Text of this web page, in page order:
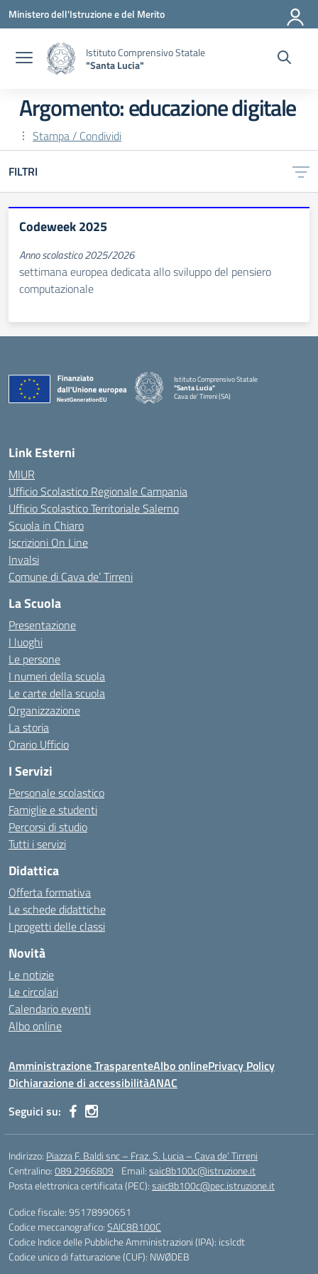
Vai ai contenuti
Vai al menu di navigazione
Vai al footer
Ministero dell'Istruzione e del Merito
Istituto Comprensivo Statale
"Santa Lucia"
Argomento: educazione digitale
Stampa / Condividi
FILTRI
Codeweek 2025
Anno scolastico 2025/2026
settimana europea dedicata allo sviluppo del pensiero
computazionale
Istituto Comprensivo Statale
"Santa Lucia"
Cava de' Tirreni (SA)
Link Esterni
MIUR
Ufficio Scolastico Regionale Campania
Ufficio Scolastico Territoriale Salerno
Scuola in Chiaro
Iscrizioni On Line
Invalsi
Comune di Cava de’ Tirreni
La Scuola
Presentazione
I luoghi
Le persone
I numeri della scuola
Le carte della scuola
Organizzazione
La storia
Orario Ufficio
I Servizi
Personale scolastico
Famiglie e studenti
Percorsi di studio
Tutti i servizi
Didattica
Offerta formativa
Le schede didattiche
I progetti delle classi
Novità
Le notizie
Le circolari
Calendario eventi
Albo online
Amministrazione TrasparenteAlbo onlinePrivacy Policy
Dichiarazione di accessibilitàANAC
Seguici su:
Indirizzo: Piazza F. Baldi snc – Fraz. S. Lucia – Cava de’ Tirreni
Centralino:089 2966809 Email:saic8b100c@istruzione.it
Posta elettronica certificata (PEC):saic8b100c@pec.istruzione.it
Codice fiscale: 95178990651
Codice meccanografico:SAIC8B100C
Codice Indice delle Pubbliche Amministrazioni (IPA): icslcdt
Codice unico di fatturazione (CUF): NWØDEB